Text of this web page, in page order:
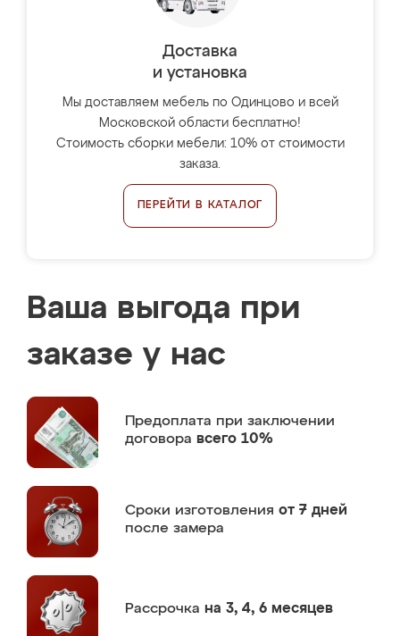
Доставка
и установка
Мы доставляем мебель по Одинцово и всей
Московской области бесплатно!
Стоимость сборки мебели: 10% от стоимости
заказа.
ПЕРЕЙТИ В КАТАЛОГ
Ваша выгода при
заказе у нас
Предоплата при заключении
договора всего 10%
Сроки изготовления от 7 дней
после замера
Рассрочка на 3, 4, 6 месяцев